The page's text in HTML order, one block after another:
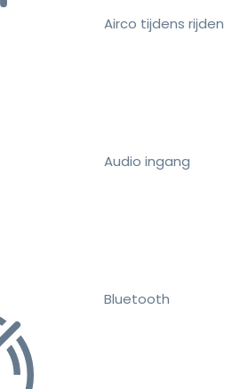
Airco tijdens rijden
Audio ingang
Bluetooth